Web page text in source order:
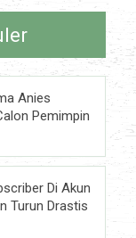
Anies
Pemimpin
Di Akun
Turun Drastis